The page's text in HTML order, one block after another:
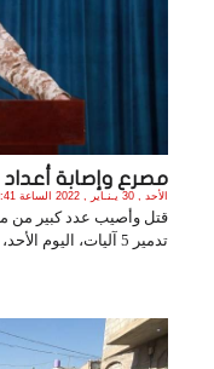
مصرع وإصابة أعداد
الأحد , 30 يـنـاير , 2022 الساعة 6:00:41 PM
قتل وأصيب عدد كبير من
تدمير 5 آليات، اليوم الأحد، إثر استهداف ت. .